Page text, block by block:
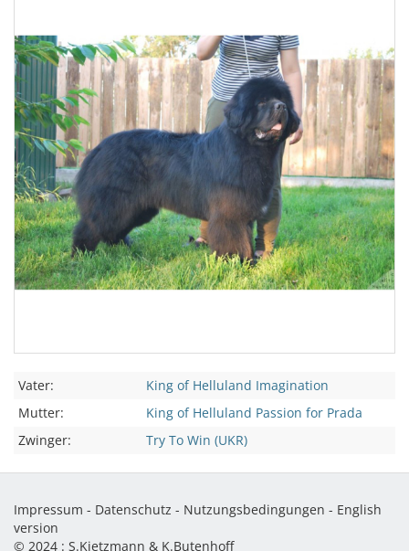
Vater:
King of Helluland Imagination
Mutter:
King of Helluland Passion for Prada
Zwinger:
Try To Win (UKR)
Impressum - Datenschutz - Nutzungsbedingungen - English
version
© 2024 : S.Kietzmann & K.Butenhoff